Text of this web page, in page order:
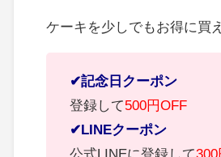
ケーキを少しでもお得に買
✔記念日クーポン
登録して500円OFF
✔LINEクーポン
公式LINEに登録して300